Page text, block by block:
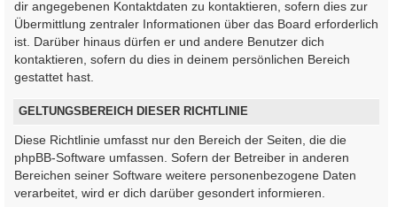
dir angegebenen Kontaktdaten zu kontaktieren, sofern dies zur
Übermittlung zentraler Informationen über das Board erforderlich
ist. Darüber hinaus dürfen er und andere Benutzer dich
kontaktieren, sofern du dies in deinem persönlichen Bereich
gestattet hast.
GELTUNGSBEREICH DIESER RICHTLINIE
Diese Richtlinie umfasst nur den Bereich der Seiten, die die
phpBB-Software umfassen. Sofern der Betreiber in anderen
Bereichen seiner Software weitere personenbezogene Daten
verarbeitet, wird er dich darüber gesondert informieren.